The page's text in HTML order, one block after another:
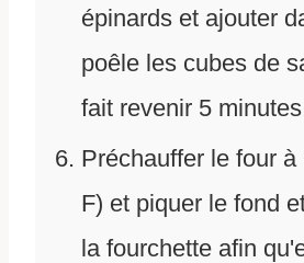
épinards et ajouter
poêle les cubes de
fait revenir 5
Préchauffer le four
F) et piquer le fond
la fourchette afin